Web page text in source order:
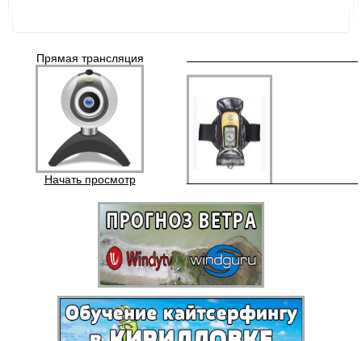
Прямая трансляция
Начать просмотр
Бордшорты Quik Silver
Кайты F-ONE BANDIT